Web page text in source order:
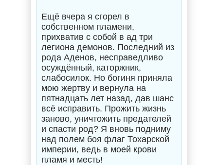
Ещё вчера я сгорел в
собственном пламени,
прихватив с собой в ад три
легиона демонов. Последний из
рода Аденов, несправедливо
осуждённый, каторжник,
слабосилок. Но богиня приняла
мою жертву и вернула на
пятнадцать лет назад, дав шанс
всё исправить. Прожить жизнь
заново, уничтожить предателей
и спасти род? Я вновь подниму
над полем боя флаг Тохарской
империи, ведь в моей крови
пламя и месть!